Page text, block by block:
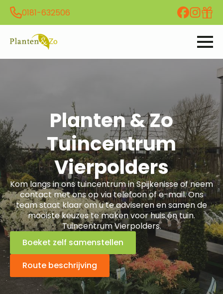
0181-632506
Planten & Zo
Tuincentrum
Vierpolders
Kom langs in ons tuincentrum in Spijkenisse of neem
contact met ons op via telefoon of e-mail. Ons
team staat klaar om u te adviseren en samen de
mooiste keuzes te maken voor huis én tuin.
Tuincentrum Vierpolders.
Boeket zelf samenstellen
Route beschrijving